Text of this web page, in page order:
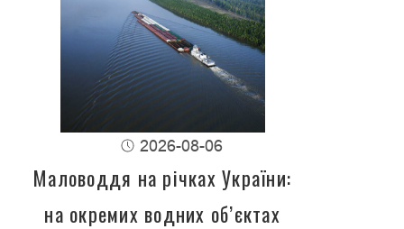
2026-08-06
Маловоддя на річках України:
на окремих водних об’єктах